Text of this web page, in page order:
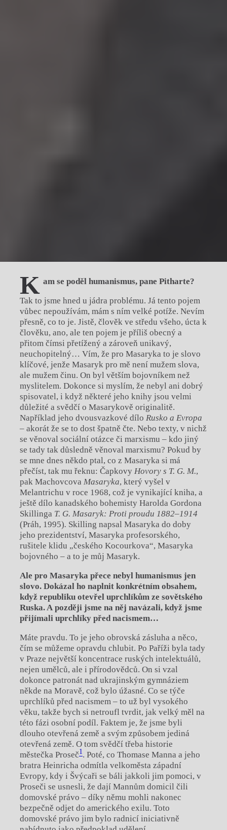
K am se poděl humanismus, pane Pitharte?
Tak to jsme hned u jádra problému. Já tento pojem
vůbec nepoužívám, mám s ním velké potíže. Nevím
přesně, co to je. Jistě, člověk ve středu všeho, úcta k
člověku, ano, ale ten pojem je příliš obecný a
přitom čímsi přetížený a zároveň unikavý,
neuchopitelný… Vím, že pro Masaryka to je slovo
klíčové, jenže Masaryk pro mě není mužem slova,
ale mužem činu. On byl větším bojovníkem než
myslitelem. Dokonce si myslím, že nebyl ani dobrý
spisovatel, i když některé jeho knihy jsou velmi
důležité a svědčí o Masarykově originalitě.
Například jeho dvousvazkové dílo Rusko a Evropa
– akorát že se to dost špatně čte. Nebo texty, v nichž
se věnoval sociální otázce či marxismu – kdo jiný
se tady tak důsledně věnoval marxismu? Pokud by
se mne dnes někdo ptal, co z Masaryka si má
přečíst, tak mu řeknu: Čapkovy Hovory s T. G. M.,
pak Machovcova Masaryka, který vyšel v
Melantrichu v roce 1968, což je vynikající kniha, a
ještě dílo kanadského bohemisty Harolda Gordona
Skillinga T. G. Masaryk: Proti proudu 1882–1914
(Práh, 1995). Skilling napsal Masaryka do doby
jeho prezidentství, Masaryka profesorského,
rušitele klidu „českého Kocourkova“, Masaryka
bojovného – a to je můj Masaryk.
Ale pro Masaryka přece nebyl humanismus jen
slovo. Dokázal ho naplnit konkrétním obsahem,
když republiku otevřel uprchlíkům ze sovětského
Ruska. A později jsme na něj navázali, když jsme
přijímali uprchlíky před nacismem…
Máte pravdu. To je jeho obrovská zásluha a něco,
čím se můžeme opravdu chlubit. Po Paříži byla tady
v Praze největší koncentrace ruských intelektuálů,
nejen umělců, ale i přírodovědců. On si vzal
dokonce patronát nad ukrajinským gymnáziem
někde na Moravě, což bylo úžasné. Co se týče
uprchlíků před nacismem – to už byl vysokého
věku, takže bych si netroufl tvrdit, jak velký měl na
této fázi osobní podíl. Faktem je, že jsme byli
dlouho otevřená země a svým způsobem jediná
otevřená země. O tom svědčí třeba historie
městečka Proseč1. Poté, co Thomase Manna a jeho
bratra Heinricha odmítla velkoměsta západní
Evropy, kdy i Švýcaři se báli jakkoli jim pomoci, v
Proseči se usnesli, že dají Mannům domicil čili
domovské právo – díky němu mohli nakonec
bezpečně odjet do amerického exilu. Toto
domovské právo jim bylo radnicí iniciativně